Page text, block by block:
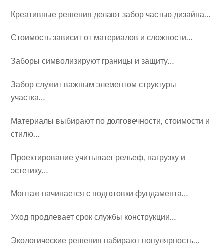
Креативные решения делают забор частью дизайна…
Стоимость зависит от материалов и сложности…
Заборы символизируют границы и защиту…
Забор служит важным элементом структуры
участка…
Материалы выбирают по долговечности, стоимости и
стилю…
Проектирование учитывает рельеф, нагрузку и
эстетику…
Монтаж начинается с подготовки фундамента…
Уход продлевает срок службы конструкции…
Экологические решения набирают популярность…